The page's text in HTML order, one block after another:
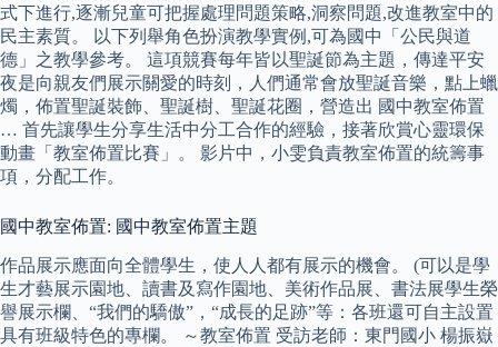
式下進行,逐漸兒童可把握處理問題策略,洞察問題,改進教室中的
民主素質。 以下列舉角色扮演教學實例,可為國中「公民與道
德」之教學參考。 這項競賽每年皆以聖誕節為主題，傳達平安
夜是向親友們展示關愛的時刻，人們通常會放聖誕音樂，點上蠟
燭，佈置聖誕裝飾、聖誕樹、聖誕花圈，營造出 國中教室佈置
… 首先讓學生分享生活中分工合作的經驗，接著欣賞心靈環保
動畫「教室佈置比賽」。 影片中，小雯負責教室佈置的統籌事
項，分配工作。
國中教室佈置: 國中教室佈置主題
作品展示應面向全體學生，使人人都有展示的機會。 (可以是學
生才藝展示園地、讀書及寫作園地、美術作品展、書法展學生榮
譽展示欄、“我們的驕傲”，“成長的足跡”等：各班還可自主設置
具有班級特色的專欄。 ～教室佈置 受訪老師：東門國小 楊振嶽